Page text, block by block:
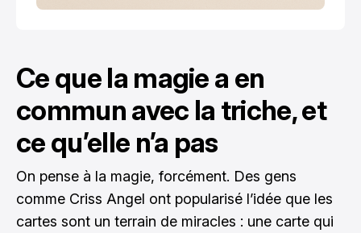
Ce que la magie a en
commun avec la triche, et
ce qu’elle n’a pas
On pense à la magie, forcément. Des gens
comme Criss Angel ont popularisé l’idée que les
cartes sont un terrain de miracles : une carte qui